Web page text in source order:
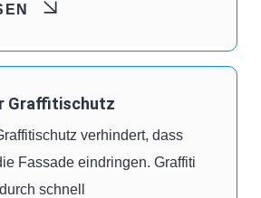
Graffitischutz
verhindert, dass
Fassade eindringen. Graffiti
schnell